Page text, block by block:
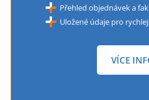
Přehled objednávek a
Uložené údaje pro
VÍCE